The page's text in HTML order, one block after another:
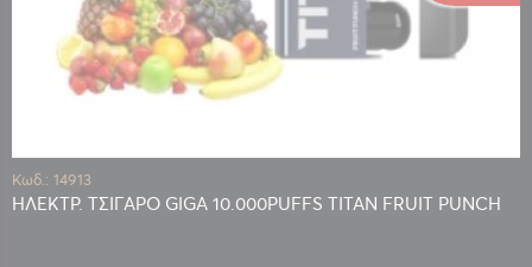
Κωδ.: 14913
ΗΛΕΚΤΡ. ΤΣΙΓΑΡΟ GIGA 10.000PUFFS TITAN FRUIT PUNCH